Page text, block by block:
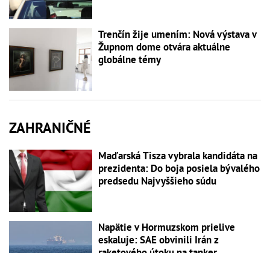
Trenčín žije umením: Nová výstava v
Župnom dome otvára aktuálne
globálne témy
ZAHRANIČNÉ
Maďarská Tisza vybrala kandidáta na
prezidenta: Do boja posiela bývalého
predsedu Najvyššieho súdu
Napätie v Hormuzskom prielive
eskaluje: SAE obvinili Irán z